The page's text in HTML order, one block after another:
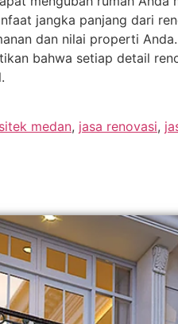
jangka panjang dari
dan nilai properti
bahwa setiap detail
medan, jasa renovasi,